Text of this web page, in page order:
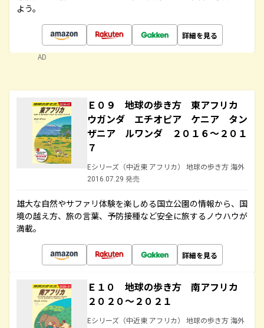
よう。
詳細を見る
AD
Ｅ０９ 地球の歩き方 東アフリカ
ウガンダ エチオピア ケニア タン
ザニア ルワンダ ２０１６～２０１
７
Eシリーズ（中近東 アフリカ） 地球の歩き方 海外
2016.07.29 発売
雄大な自然やサファリ体験を楽しめる国立公園の情報から、国
境の越え方、旅の言葉、予防接種など安全に旅するノウハウが
満載。
詳細を見る
Ｅ１０ 地球の歩き方 南アフリカ
２０２０～２０２１
Eシリーズ（中近東 アフリカ） 地球の歩き方 海外